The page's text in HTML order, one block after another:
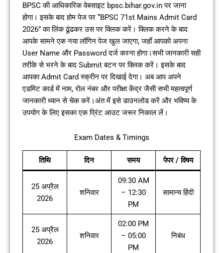
BPSC की आधिकारिक वेबसाइट bpsc.bihar.gov.in पर जाना
होगा। इसके बाद होम पेज पर “BPSC 71st Mains Admit Card
2026” का लिंक ढूंढकर उस पर क्लिक करें। क्लिक करने के बाद
आपके सामने एक नया लॉगिन पेज खुल जाएगा, जहाँ आपको अपना
User Name और Password दर्ज करना होगा।सभी जानकारी सही
तरीके से भरने के बाद Submit बटन पर क्लिक करें। इसके बाद
आपका Admit Card स्क्रीन पर दिखाई देगा। अब आप अपने
एडमिट कार्ड में नाम, रोल नंबर और परीक्षा केंद्र जैसी सभी महत्वपूर्ण
जानकारी ध्यान से चेक करें।अंत में इसे डाउनलोड करें और भविष्य के
उपयोग के लिए इसका एक प्रिंट आउट जरूर निकाल लें।
Exam Dates & Timings
तिथि दिन समय पेपर / विषय
25 अप्रैल
2026
शनिवार
09:30 AM
– 12:30
PM
सामान्य हिंदी
25 अप्रैल
2026
शनिवार
02:00 PM
– 05:00
PM
निबंध